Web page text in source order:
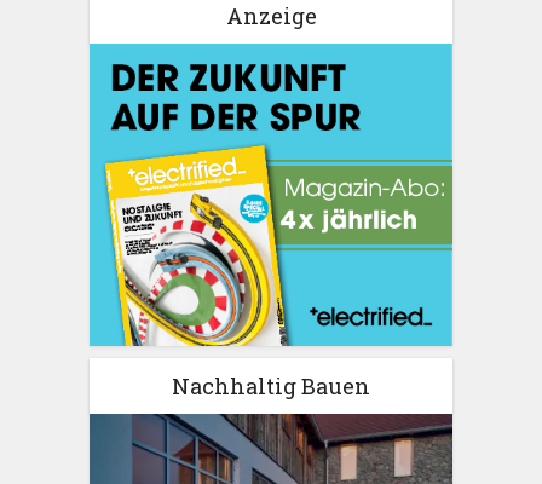
Anzeige
Nachhaltig Bauen